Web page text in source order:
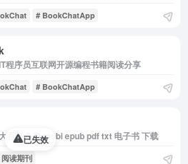
# BookChatApp
程序员互联网开源编程书籍阅读分享
# BookChatApp
已失效
百科免费 mobi epub pdf txt 电子书 下载
读期刊